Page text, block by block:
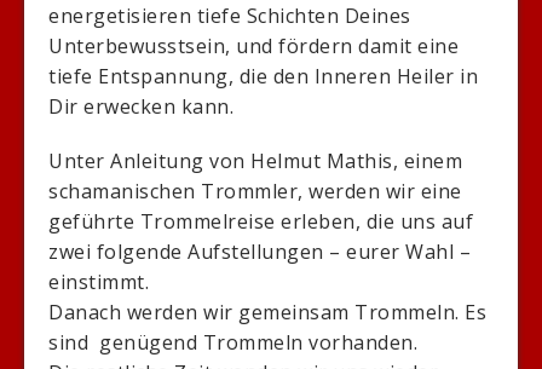
energetisieren tiefe Schichten Deines
Unterbewusstsein, und fördern damit eine
tiefe Entspannung, die den Inneren Heiler in
Dir erwecken kann.
Unter Anleitung von Helmut Mathis, einem
schamanischen Trommler, werden wir eine
geführte Trommelreise erleben, die uns auf
zwei folgende Aufstellungen – eurer Wahl –
einstimmt.
Danach werden wir gemeinsam Trommeln. Es
sind genügend Trommeln vorhanden.